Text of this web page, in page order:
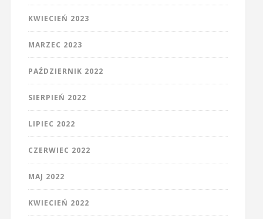
KWIECIEŃ 2023
MARZEC 2023
PAŹDZIERNIK 2022
SIERPIEŃ 2022
LIPIEC 2022
CZERWIEC 2022
MAJ 2022
KWIECIEŃ 2022